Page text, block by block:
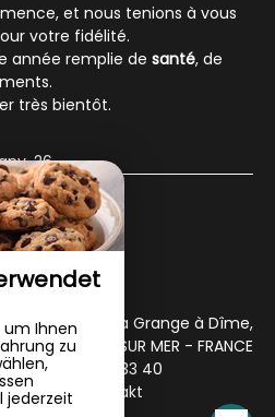
um Ihnen
zu
jederzeit
et nous tenions à vous
votre fidélité.
année remplie de santé, de
très bientôt.
26
8 Rue De La Grange à Dîme,
50170 HUISNES SUR MER - FRANCE
+33 2 33 60 33 40
E-Mail-Kontakt